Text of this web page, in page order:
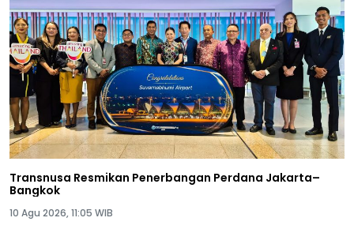
Transnusa Resmikan Penerbangan Perdana Jakarta–
Bangkok
10 Agu 2026, 11:05 WIB